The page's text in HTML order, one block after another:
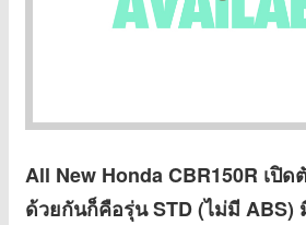
All New Honda CBR150R เปิ
ด้วยกันก็คือรุ่น STD (ไม่มี ABS)